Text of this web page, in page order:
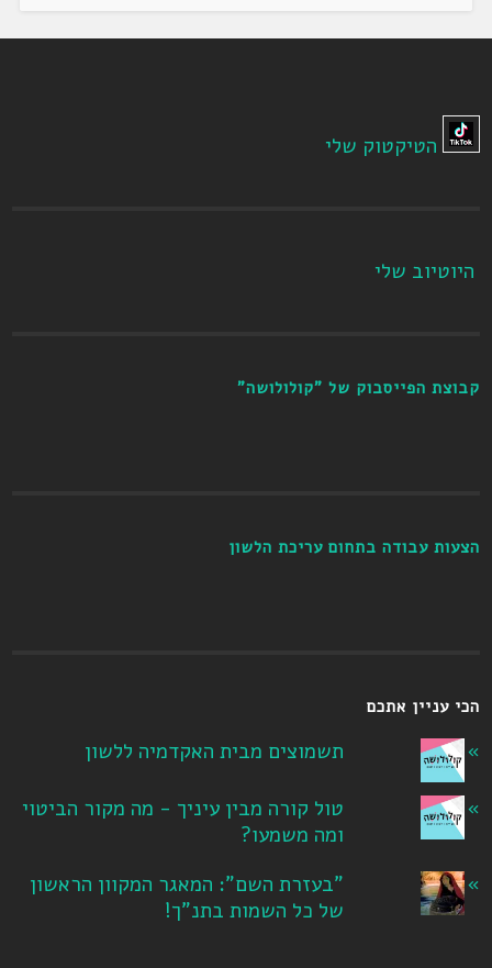
הטיקטוק שלי
היוטיוב שלי
קבוצת הפייסבוק של "קולולושה"
הצעות עבודה בתחום עריכת הלשון
הכי עניין אתכם
תשמוצים מבית האקדמיה ללשון
טול קורה מבין עיניך - מה מקור הביטוי
ומה משמעו?
"בעזרת השם": המאגר המקוון הראשון
של כל השמות בתנ"ך!